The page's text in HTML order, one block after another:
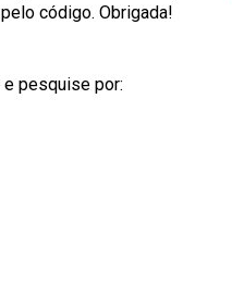
pelo código. Obrigada!
e pesquise por: